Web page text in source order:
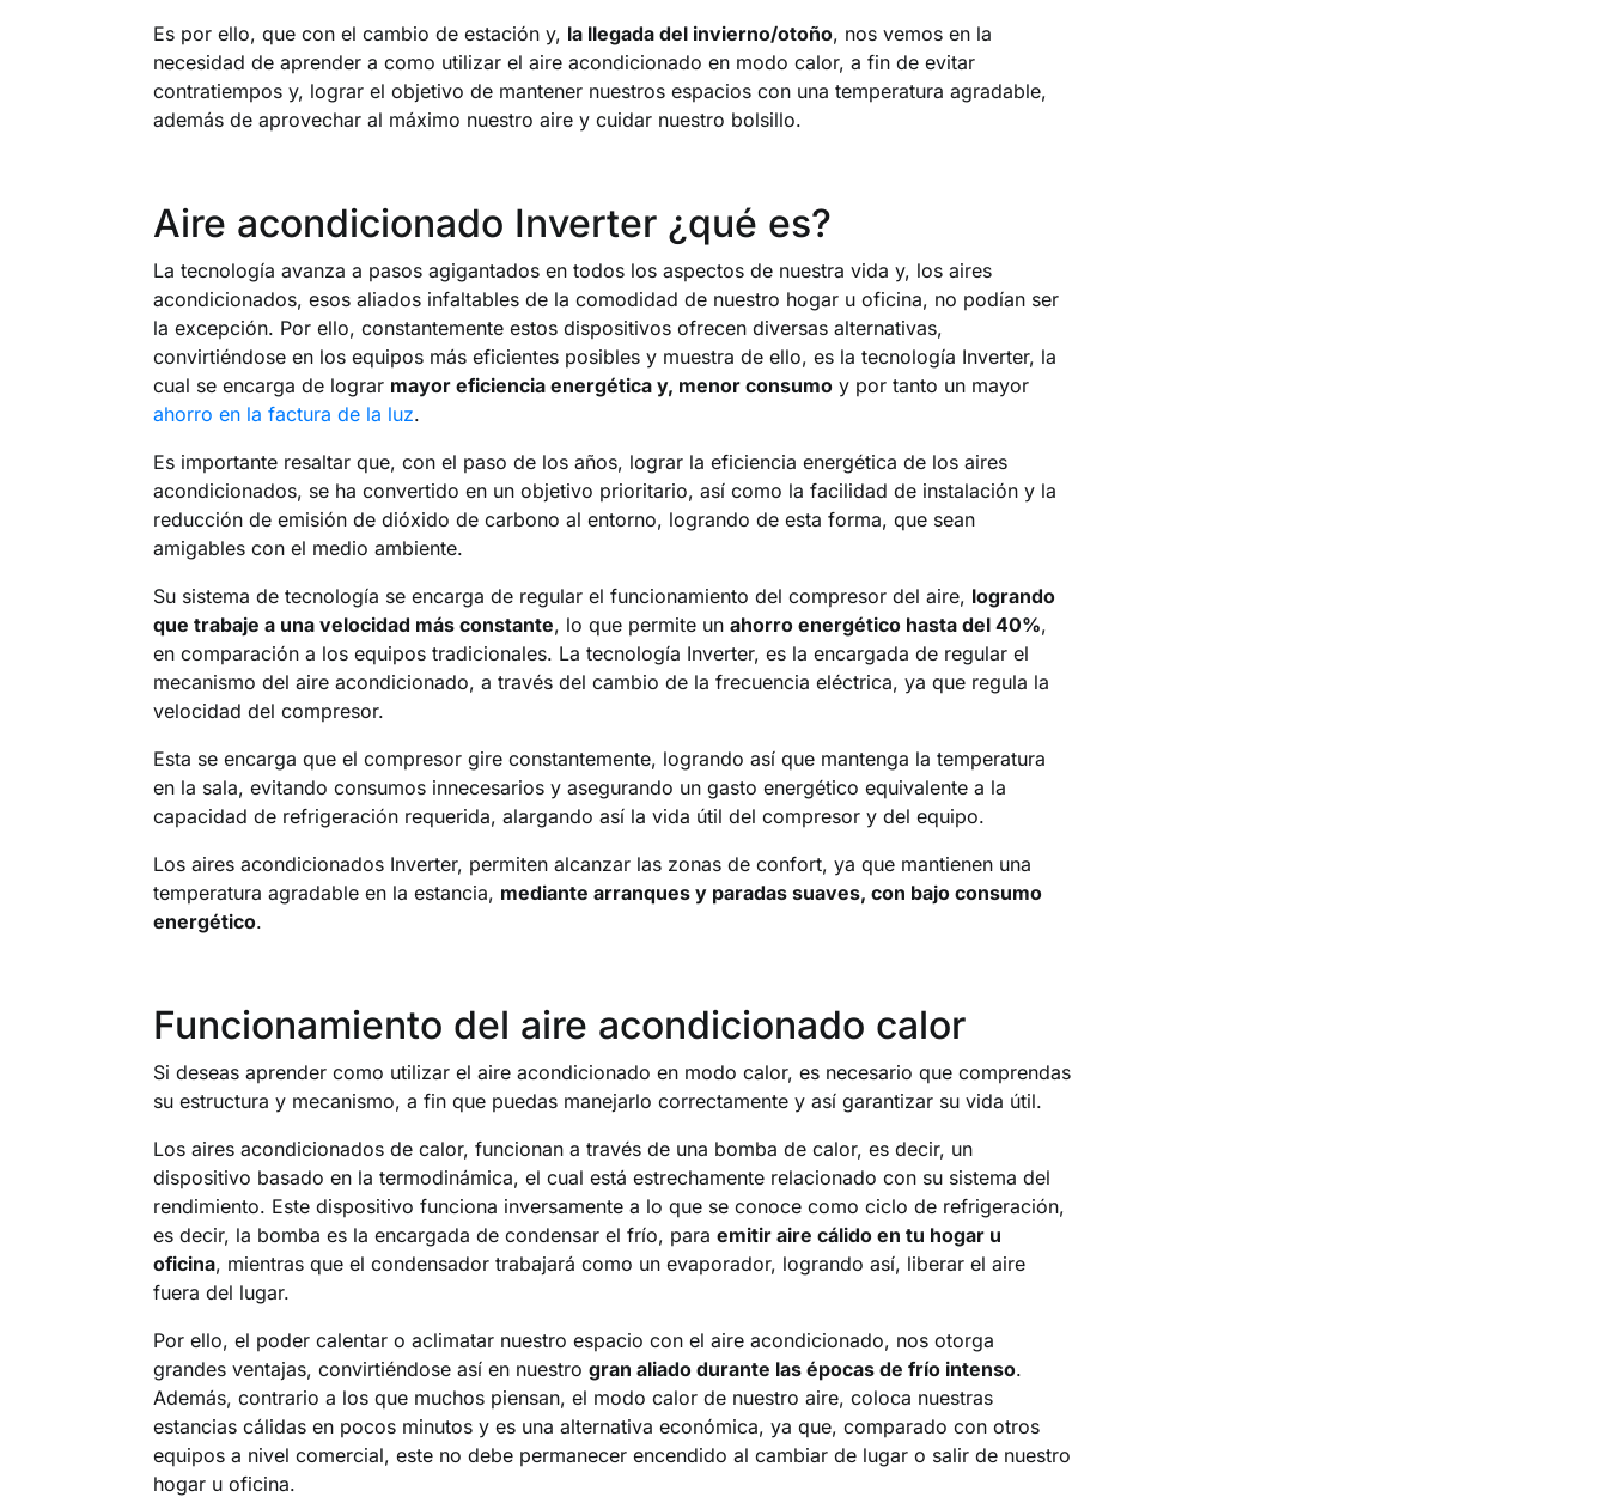
Es por ello, que con el cambio de estación y, la llegada del invierno/otoño, nos vemos en la
necesidad de aprender a como utilizar el aire acondicionado en modo calor, a fin de evitar
contratiempos y, lograr el objetivo de mantener nuestros espacios con una temperatura agradable,
además de aprovechar al máximo nuestro aire y cuidar nuestro bolsillo.
Aire acondicionado Inverter ¿qué es?
La tecnología avanza a pasos agigantados en todos los aspectos de nuestra vida y, los aires
acondicionados, esos aliados infaltables de la comodidad de nuestro hogar u oficina, no podían ser
la excepción. Por ello, constantemente estos dispositivos ofrecen diversas alternativas,
convirtiéndose en los equipos más eficientes posibles y muestra de ello, es la tecnología Inverter, la
cual se encarga de lograr mayor eficiencia energética y, menor consumo y por tanto un mayor
ahorro en la factura de la luz.
Es importante resaltar que, con el paso de los años, lograr la eficiencia energética de los aires
acondicionados, se ha convertido en un objetivo prioritario, así como la facilidad de instalación y la
reducción de emisión de dióxido de carbono al entorno, logrando de esta forma, que sean
amigables con el medio ambiente.
Su sistema de tecnología se encarga de regular el funcionamiento del compresor del aire, logrando
que trabaje a una velocidad más constante, lo que permite un ahorro energético hasta del 40%,
en comparación a los equipos tradicionales. La tecnología Inverter, es la encargada de regular el
mecanismo del aire acondicionado, a través del cambio de la frecuencia eléctrica, ya que regula la
velocidad del compresor.
Esta se encarga que el compresor gire constantemente, logrando así que mantenga la temperatura
en la sala, evitando consumos innecesarios y asegurando un gasto energético equivalente a la
capacidad de refrigeración requerida, alargando así la vida útil del compresor y del equipo.
Los aires acondicionados Inverter, permiten alcanzar las zonas de confort, ya que mantienen una
temperatura agradable en la estancia, mediante arranques y paradas suaves, con bajo consumo
energético.
Funcionamiento del aire acondicionado calor
Si deseas aprender como utilizar el aire acondicionado en modo calor, es necesario que comprendas
su estructura y mecanismo, a fin que puedas manejarlo correctamente y así garantizar su vida útil.
Los aires acondicionados de calor, funcionan a través de una bomba de calor, es decir, un
dispositivo basado en la termodinámica, el cual está estrechamente relacionado con su sistema del
rendimiento. Este dispositivo funciona inversamente a lo que se conoce como ciclo de refrigeración,
es decir, la bomba es la encargada de condensar el frío, para emitir aire cálido en tu hogar u
oficina, mientras que el condensador trabajará como un evaporador, logrando así, liberar el aire
fuera del lugar.
Por ello, el poder calentar o aclimatar nuestro espacio con el aire acondicionado, nos otorga
grandes ventajas, convirtiéndose así en nuestro gran aliado durante las épocas de frío intenso.
Además, contrario a los que muchos piensan, el modo calor de nuestro aire, coloca nuestras
estancias cálidas en pocos minutos y es una alternativa económica, ya que, comparado con otros
equipos a nivel comercial, este no debe permanecer encendido al cambiar de lugar o salir de nuestro
hogar u oficina.